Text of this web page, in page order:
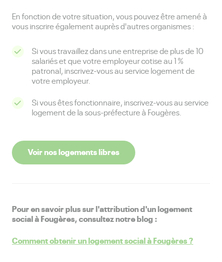
En fonction de votre situation, vous pouvez être amené à
vous inscrire également auprès d'autres organismes :
Si vous travaillez dans une entreprise de plus de 10
salariés et que votre employeur cotise au 1 %
patronal, inscrivez-vous au service logement de
votre employeur.
Si vous êtes fonctionnaire, inscrivez-vous au service
logement de la sous-préfecture à Fougères.
Voir nos logements libres
Pour en savoir plus sur l'attribution d'un logement
social à Fougères, consultez notre blog :
Comment obtenir un logement social à Fougères ?